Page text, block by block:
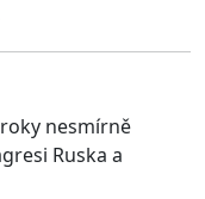
nesmírně
Ruska a